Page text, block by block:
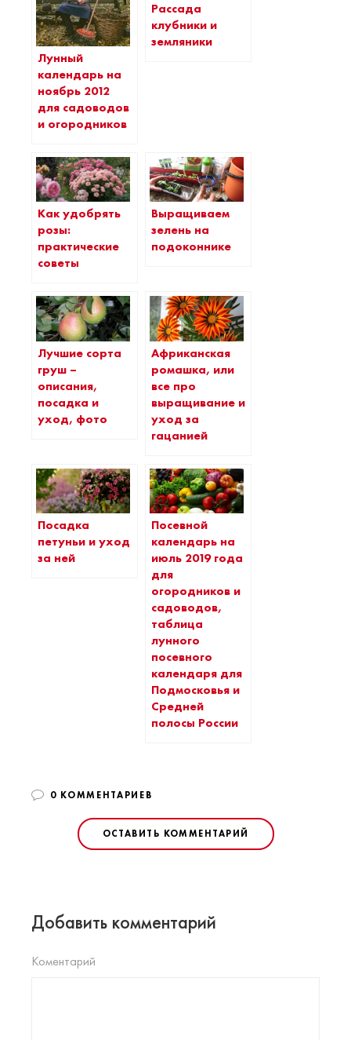
Лунный
календарь на
ноябрь 2012
для садоводов
и огородников
Рассада
клубники и
земляники
Как удобрять
розы:
практические
советы
Выращиваем
зелень на
подоконнике
Лучшие сорта
груш –
описания,
посадка и
уход, фото
Африканская
ромашка, или
все про
выращивание и
уход за
гацанией
Посадка
петуньи и уход
за ней
Посевной
календарь на
июль 2019 года
для
огородников и
садоводов,
таблица
лунного
посевного
календаря для
Подмосковья и
Средней
полосы России
0 КОММЕНТАРИЕВ
ОСТАВИТЬ КОММЕНТАРИЙ
Добавить комментарий
Коментарий